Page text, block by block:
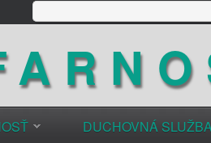
DUCHOVNÁ